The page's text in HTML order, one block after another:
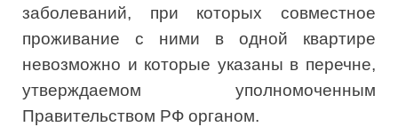
заболеваний, при которых совместное
проживание с ними в одной квартире
невозможно и которые указаны в перечне,
утверждаемом уполномоченным
Правительством РФ органом.